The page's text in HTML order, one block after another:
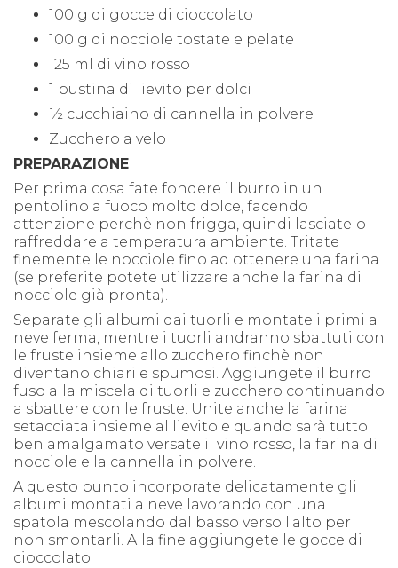
100 g di gocce di cioccolato
100 g di nocciole tostate e pelate
125 ml di vino rosso
1 bustina di lievito per dolci
½ cucchiaino di cannella in polvere
Zucchero a velo
PREPARAZIONE
Per prima cosa fate fondere il burro in un
pentolino a fuoco molto dolce, facendo
attenzione perchè non frigga, quindi lasciatelo
raffreddare a temperatura ambiente. Tritate
finemente le nocciole fino ad ottenere una farina
(se preferite potete utilizzare anche la farina di
nocciole già pronta).
Separate gli albumi dai tuorli e montate i primi a
neve ferma, mentre i tuorli andranno sbattuti con
le fruste insieme allo zucchero finchè non
diventano chiari e spumosi. Aggiungete il burro
fuso alla miscela di tuorli e zucchero continuando
a sbattere con le fruste. Unite anche la farina
setacciata insieme al lievito e quando sarà tutto
ben amalgamato versate il vino rosso, la farina di
nocciole e la cannella in polvere.
A questo punto incorporate delicatamente gli
albumi montati a neve lavorando con una
spatola mescolando dal basso verso l'alto per
non smontarli. Alla fine aggiungete le gocce di
cioccolato.